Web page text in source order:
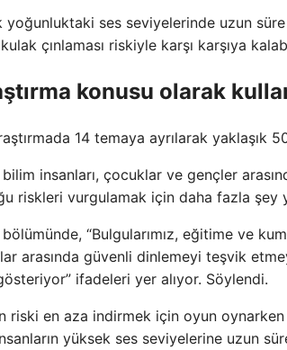
yoğunluktaki ses seviyelerinde uzun
çınlaması riskiyle karşı karşıya
konusu olarak
14 temaya ayrılarak yaklaşık
insanları, çocuklar ve gençler
riskleri vurgulamak için daha fazla şey
bölümünde, “Bulgularımız, eğitime ve
arasında güvenli dinlemeyi teşvik
ifadeleri yer alıyor. Söylendi.
riski en aza indirmek için oyun
yüksek ses seviyelerine uzun